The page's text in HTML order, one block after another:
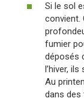
Si le sol
convient.
fumier
déposés
l’hiver,
Au
dans des